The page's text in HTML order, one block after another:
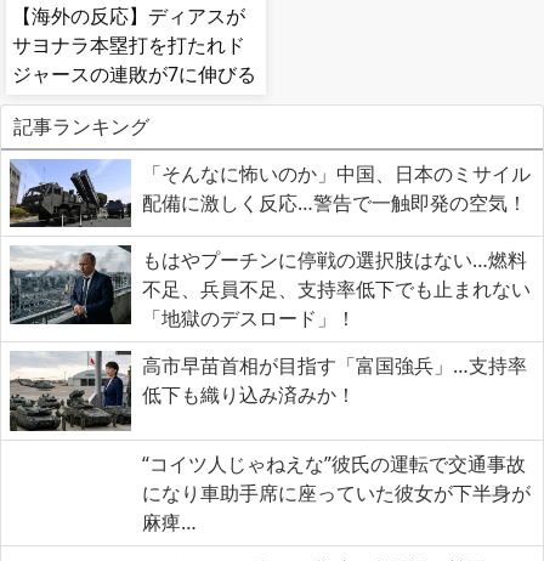
【海外の反応】ディアスが
サヨナラ本塁打を打たれド
ジャースの連敗が7に伸びる
【MLB】
記事ランキング
「そんなに怖いのか」中国、日本のミサイル
配備に激しく反応…警告で一触即発の空気！
もはやプーチンに停戦の選択肢はない…燃料
不足、兵員不足、支持率低下でも止まれない
「地獄のデスロード」！
高市早苗首相が目指す「富国強兵」…支持率
低下も織り込み済みか！
“コイツ人じゃねえな”彼氏の運転で交通事故
になり車助手席に座っていた彼女が下半身が
麻痺…